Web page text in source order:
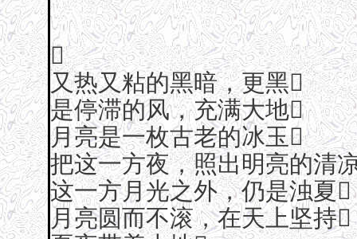

又热又粘的黑暗，更黑
是停滞的风，充满大地
月亮是一枚古老的冰玉
把这一方夜，照出明亮的清
这一方月光之外，仍是浊夏
月亮圆而不滚，在天上坚持